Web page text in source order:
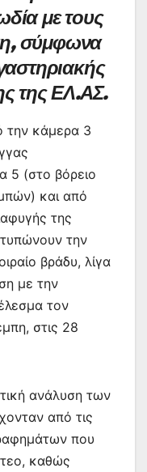
με τους
σύμφωνα
της ΕΛ.ΑΣ.
την κάμερα 3
5 (στο βόρειο
και από
της
την
βράδυ, λίγα
με την
τον
στις 28
ανάλυση των
από τις
που
καθώς